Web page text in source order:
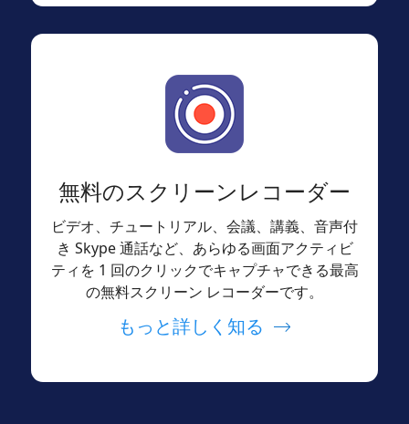
無料のスクリーンレコーダー
ビデオ、チュートリアル、会議、講義、音声付
き Skype 通話など、あらゆる画面アクティビ
ティを 1 回のクリックでキャプチャできる最高
の無料スクリーン レコーダーです。
もっと詳しく知る